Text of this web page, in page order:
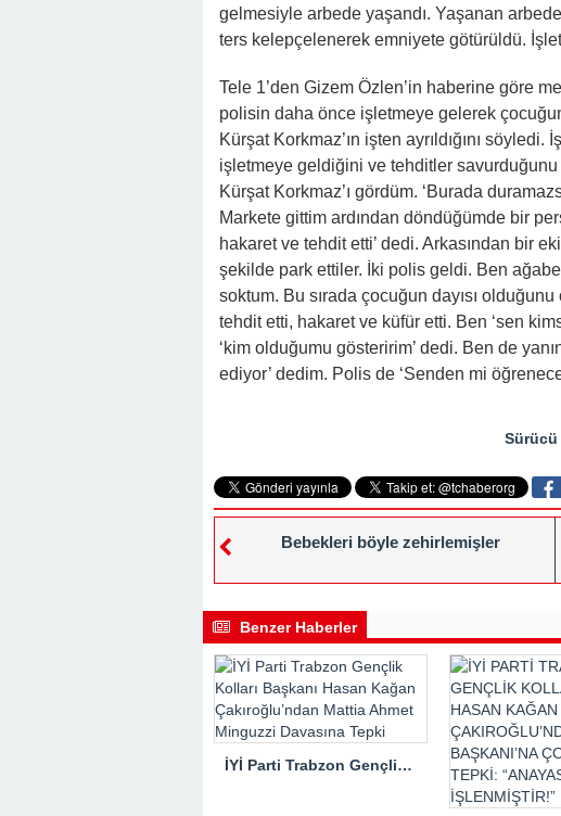
gelmesiyle arbede yaşandı. Yaşanan
ters kelepçelenerek emniyete götürüldü.
Tele 1’den Gizem Özlen’in haberine göre
polisin daha önce işletmeye gelerek
Kürşat Korkmaz’ın işten ayrıldığını söyledi.
işletmeye geldiğini ve tehditler savurduğunu
Kürşat Korkmaz’ı gördüm. ‘Burada
Markete gittim ardından döndüğümde bir
hakaret ve tehdit etti’ dedi. Arkasından bir
şekilde park ettiler. İki polis geldi. Ben
soktum. Bu sırada çocuğun dayısı
tehdit etti, hakaret ve küfür etti. Ben ‘sen
‘kim olduğumu gösteririm’ dedi. Ben de
ediyor’ dedim. Polis de ‘Senden mi
Sürücü
Bebekleri böyle zehirlemişler
Benzer Haberler
İYİ Parti Trabzon Gençlik Kolları Başkanı Hasan Kağan Çakıroğlu’ndan Mattia Ahmet Minguzzi Davasına Tepki